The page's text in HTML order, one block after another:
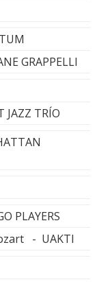
GRAPPELLI
JAZZ TRÍO
PLAYERS
- UAKTI